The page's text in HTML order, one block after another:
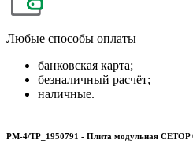
Любые способы оплаты
банковская карта;
безналичный расчёт;
наличные.
PM-4/TP_1950791 - Плита модульная